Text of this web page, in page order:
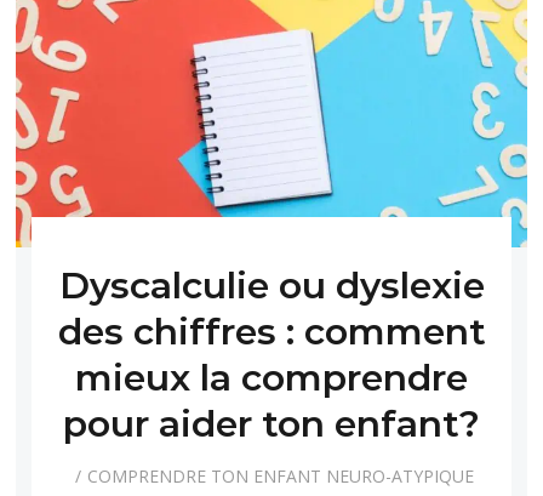
Dyscalculie ou dyslexie
des chiffres : comment
mieux la comprendre
pour aider ton enfant?
COMPRENDRE TON ENFANT NEURO-ATYPIQUE